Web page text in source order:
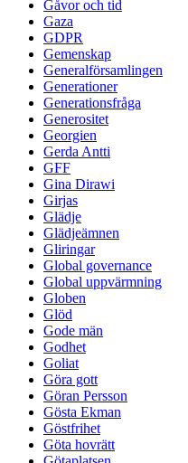
Gåvor och tid
Gaza
GDPR
Gemenskap
Generalförsamlingen
Generationer
Generationsfråga
Generositet
Georgien
Gerda Antti
GFF
Gina Dirawi
Girjas
Glädje
Glädjeämnen
Gliringar
Global governance
Global uppvärmning
Globen
Glöd
Gode män
Godhet
Goliat
Göra gott
Göran Persson
Gösta Ekman
Göstfrihet
Göta hovrätt